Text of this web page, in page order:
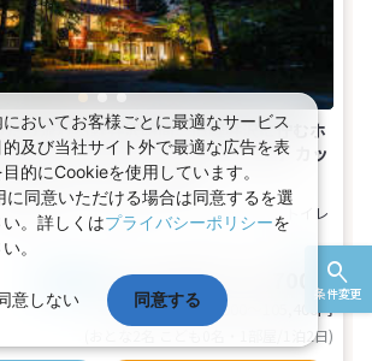
条件変更
たり流れる軽井沢時間。旧軽井沢に佇むホ
喫【ツインルーム・21平米／禁煙】カッ
とり旅にも(1名～2名1室)
食事なし 1～2名 ツイン バス
トイレ
税込25,000～52,700円
基本代金合計 50,000〜105,400 円
(おとな2名 こども0名・1部屋/1泊2日)
おいてお客様ごとに最適なサービス
及び当社サイト外で最適な広告を表
的にCookieを使用しています。
に同意いただける場合は同意するを選
。詳しくはプライバシーポリシーを
。
意しない 同意する